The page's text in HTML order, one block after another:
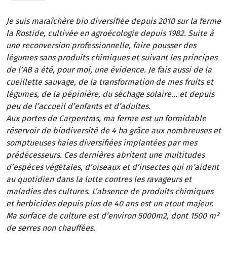
Je suis maraîchère bio diversifiée depuis 2010 sur la ferme
la Rostide, cultivée en agroécologie depuis 1982. Suite à
une reconversion professionnelle, faire pousser des
légumes sans produits chimiques et suivant les principes
de l'AB a été, pour moi, une évidence. Je fais aussi de la
cueillette sauvage, de la transformation de mes fruits et
légumes, de la pépinière, du séchage solaire… et depuis
peu de l’accueil d’enfants et d’adultes.
Aux portes de Carpentras, ma ferme est un formidable
réservoir de biodiversité de 4 ha grâce aux nombreuses et
somptueuses haies diversifiées implantées par mes
prédécesseurs. Ces dernières abritent une multitudes
d’espèces végétales, d’oiseaux et d’insectes qui m’aident
au quotidien dans la lutte contres les ravageurs et
maladies des cultures. L’absence de produits chimiques
et herbicides depuis plus de 40 ans est un atout majeur.
Ma surface de culture est d’environ 5000m2, dont 1500 m²
de serres non chauffées.